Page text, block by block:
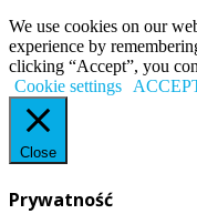
We use cookies on our
experience by
clicking “Accept”, you
Cookie settings
Close
Prywatność